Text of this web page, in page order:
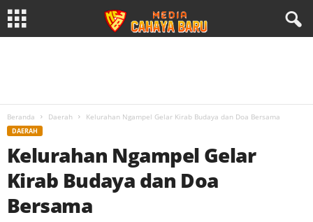
Beranda Daerah Kelurahan Ngampel Gelar Kirab Budaya dan Doa Bersama
DAERAH
Kelurahan Ngampel Gelar
Kirab Budaya dan Doa
Bersama